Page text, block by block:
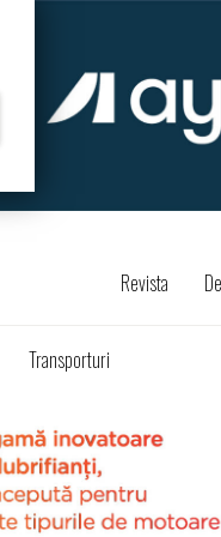
Revista
Transporturi